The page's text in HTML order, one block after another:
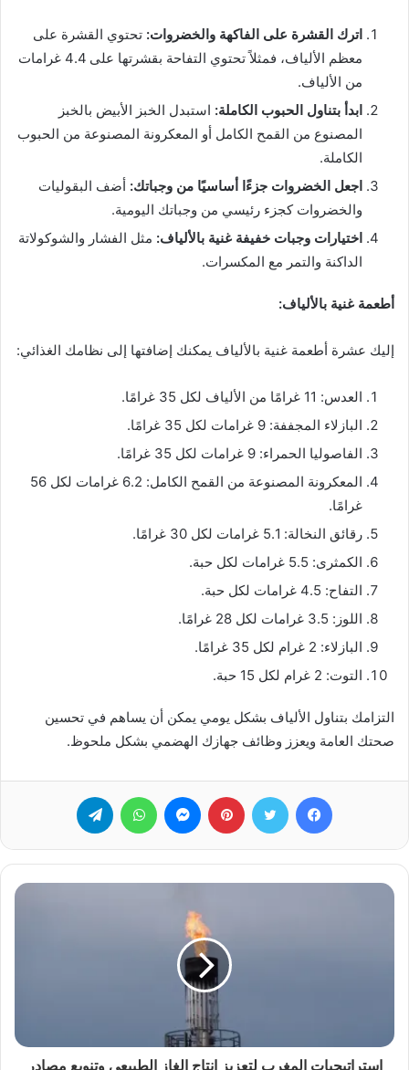
اترك القشرة على الفاكهة والخضروات: تحتوي القشرة على
معظم الألياف، فمثلاً تحتوي التفاحة بقشرتها على 4.4 غرامات
من الألياف.
ابدأ بتناول الحبوب الكاملة: استبدل الخبز الأبيض بالخبز
المصنوع من القمح الكامل أو المعكرونة المصنوعة من الحبوب
الكاملة.
اجعل الخضروات جزءًا أساسيًا من وجباتك: أضف البقوليات
والخضروات كجزء رئيسي من وجباتك اليومية.
اختيارات وجبات خفيفة غنية بالألياف: مثل الفشار والشوكولاتة
الداكنة والتمر مع المكسرات.
أطعمة غنية بالألياف:
إليك عشرة أطعمة غنية بالألياف يمكنك إضافتها إلى نظامك الغذائي:
العدس: 11 غرامًا من الألياف لكل 35 غرامًا.
البازلاء المجففة: 9 غرامات لكل 35 غرامًا.
الفاصوليا الحمراء: 9 غرامات لكل 35 غرامًا.
المعكرونة المصنوعة من القمح الكامل: 6.2 غرامات لكل 56
غرامًا.
رقائق النخالة: 5.1 غرامات لكل 30 غرامًا.
الكمثرى: 5.5 غرامات لكل حبة.
التفاح: 4.5 غرامات لكل حبة.
اللوز: 3.5 غرامات لكل 28 غرامًا.
البازلاء: 2 غرام لكل 35 غرامًا.
التوت: 2 غرام لكل 15 حبة.
التزامك بتناول الألياف بشكل يومي يمكن أن يساهم في تحسين
صحتك العامة ويعزز وظائف جهازك الهضمي بشكل ملحوظ.
فيسبوك تويتر بينتيريست ماسنجر واتساب
استراتيجيات المغرب لتعزيز إنتاج الغاز الطبيعي وتنويع مصادر